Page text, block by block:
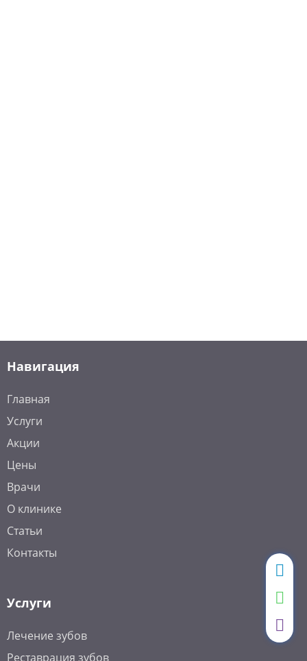
Навигация
Главная
Услуги
Акции
Цены
Врачи
О клинике
Статьи
Контакты
Услуги
Лечение зубов
Реставрация зубов